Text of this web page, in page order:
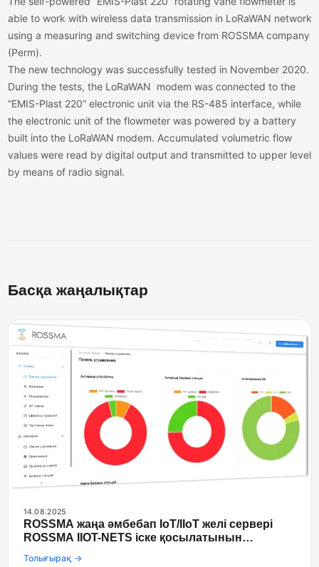
able to work with wireless data transmission in LoRaWAN network
using a measuring and switching device from ROSSMA company
(Perm).
The new technology was successfully tested in November 2020.
During the tests, the LoRaWAN modem was connected to the
“EMIS-Plast 220” electronic unit via the RS-485 interface, while
the electronic unit of the flowmeter was powered by a battery
built into the LoRaWAN modem. Accumulated volumetric flow
values were read by digital output and transmitted to upper level
by means of radio signal.
Басқа жаңалықтар
14.08.2025
ROSSMA жаңа әмбебап IoT/IIoT желі сервері
ROSSMA IIOT-NETS іске қосылатынын
Толығырақ →